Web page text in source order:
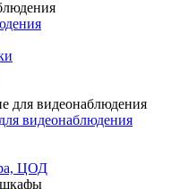
видеонаблюдения
ЦОД